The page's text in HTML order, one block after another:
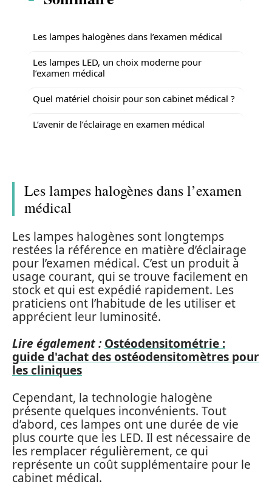
Les lampes halogènes dans l’examen médical
Les lampes LED, un choix moderne pour
l’examen médical
Quel matériel choisir pour son cabinet médical ?
L’avenir de l’éclairage en examen médical
Les lampes halogènes dans l’examen
médical
Les lampes halogènes sont longtemps
restées la référence en matière d’éclairage
pour l’examen médical. C’est un produit à
usage courant, qui se trouve facilement en
stock et qui est expédié rapidement. Les
praticiens ont l’habitude de les utiliser et
apprécient leur luminosité.
Lire également : Ostéodensitométrie :
guide d'achat des ostéodensitomètres pour
les cliniques
Cependant, la technologie halogène
présente quelques inconvénients. Tout
d’abord, ces lampes ont une durée de vie
plus courte que les LED. Il est nécessaire de
les remplacer régulièrement, ce qui
représente un coût supplémentaire pour le
cabinet médical.